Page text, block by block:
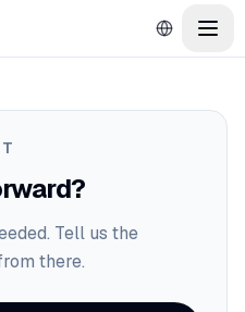
Tell us the
there.